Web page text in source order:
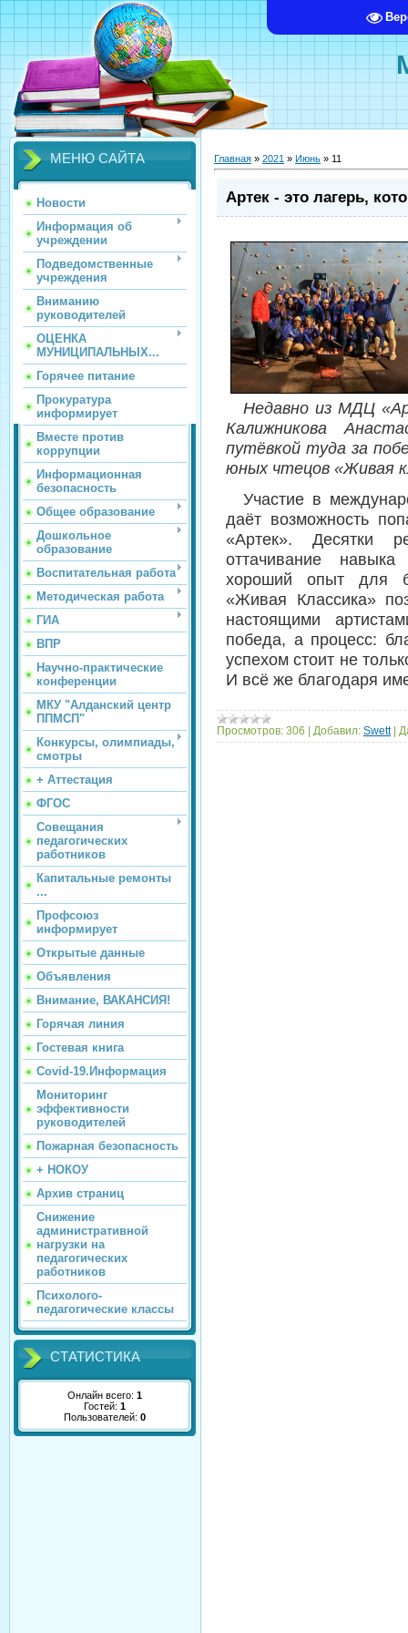
МЕНЮ САЙТА
Новости
Информация об
учреждении
Подведомственные
учреждения
Вниманию
руководителей
ОЦЕНКА
МУНИЦИПАЛЬНЫХ...
Горячее питание
Прокуратура
информирует
Вместе против
коррупции
Информационная
безопасность
Общее образование
Дошкольное
образование
Воспитательная работа
Методическая работа
ГИА
ВПР
Научно-практические
конференции
МКУ "Алданский центр
ППМСП"
Конкурсы, олимпиады,
смотры
+ Аттестация
ФГОС
Совещания
педагогических
работников
Капитальные ремонты
...
Профсоюз
информирует
Открытые данные
Объявления
Внимание, ВАКАНСИЯ!
Горячая линия
Гостевая книга
Covid-19.Информация
Мониторинг
эффективности
руководителей
Пожарная безопасность
+ НОКОУ
Архив страниц
Снижение
административной
нагрузки на
педагогических
работников
Психолого-
педагогические классы
СТАТИСТИКА
Онлайн всего: 1
Гостей: 1
Пользователей: 0
Главная » 2021 » Июнь » 11
Артек - это лагерь,
Недавно из МДЦ
Калижникова
путёвкой туда за
юных чтецов «Живая
Участие в
даёт возможность
«Артек». Десятки
оттачивание
хороший опыт для
«Живая Классика»
настоящими
победа, а процесс:
успехом стоит не
И всё же благодаря
Просмотров: 306 Добавил: Swett